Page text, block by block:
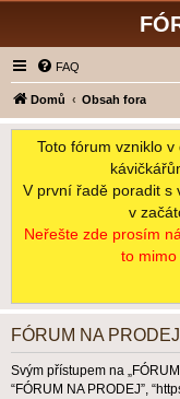
FAQ
Domů Obsah fora
Toto fórum vzniklo
V první řadě poradit s
v
Neřešte zde prosím
to mimo
FÓRUM NA
Svým přístupem na „FÓRUM
“FÓRUM NA PRODEJ”,